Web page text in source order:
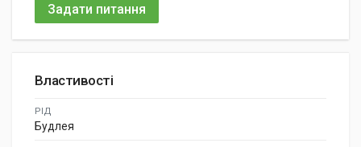
Задати питання
Властивості
РІД
Будлея